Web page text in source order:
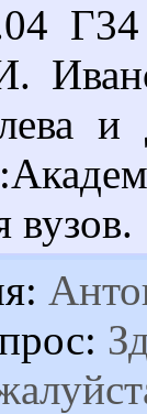
Г34
вузов.